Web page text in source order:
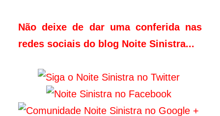
Não deixe de dar uma conferida nas
redes sociais do blog Noite Sinistra...